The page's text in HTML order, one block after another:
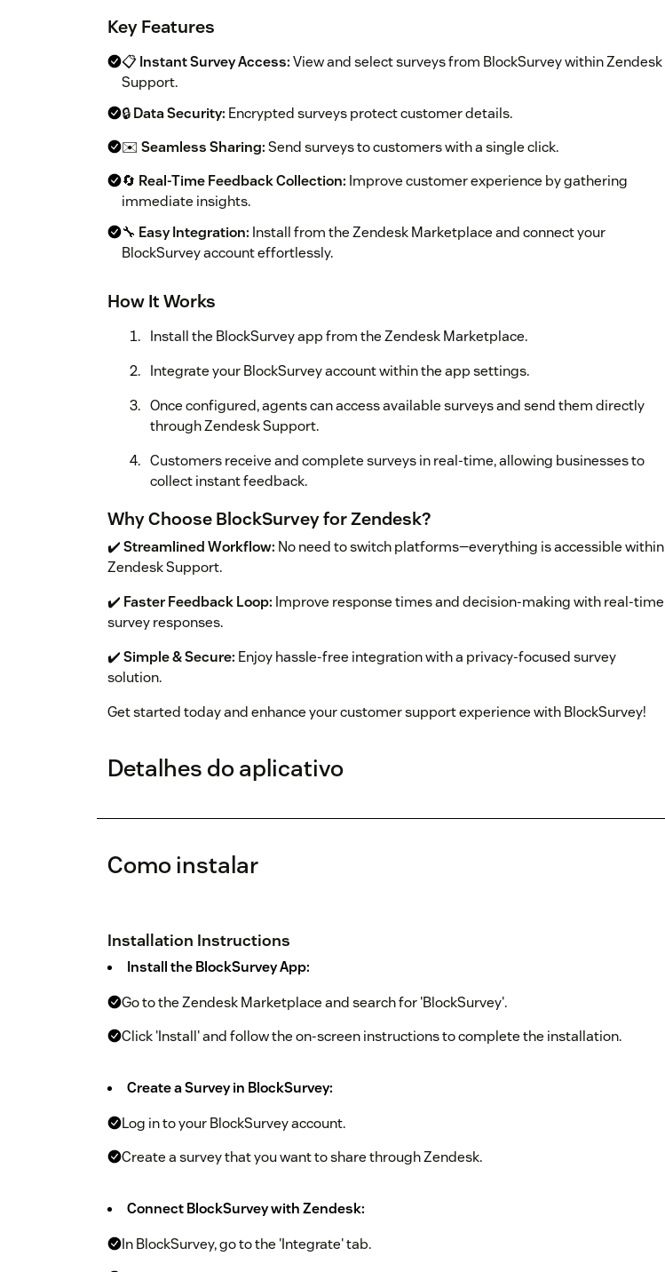
Key Features
📋Instant Survey Access:View and select surveys from BlockSurvey within Zendesk
Support.
🔒Data Security: Encrypted surveys protect customer details.
✉️ Seamless Sharing:Send surveys to customers with a single click.
🔄 Real-Time Feedback Collection: Improve customer experience by gathering
immediate insights.
🔧 Easy Integration: Install from the Zendesk Marketplace and connect your
BlockSurvey account effortlessly.
How It Works
Install the BlockSurvey app from the Zendesk Marketplace.
Integrate your BlockSurvey account within the app settings.
Once configured, agents can access available surveys and send them directly
through Zendesk Support.
Customers receive and complete surveys in real-time, allowing businesses to
collect instant feedback.
Why Choose BlockSurvey for Zendesk?
✔️Streamlined Workflow: No need to switch platforms—everything is accessible within
Zendesk Support.
✔️ Faster Feedback Loop: Improve response times and decision-making with real-time
survey responses.
✔️Simple & Secure: Enjoy hassle-free integration with a privacy-focused survey
solution.
Get started today and enhance your customer support experience with BlockSurvey!
Detalhes do aplicativo
Como instalar
Installation Instructions
Install the BlockSurvey App:
Go to the Zendesk Marketplace and search for 'BlockSurvey'.
Click 'Install' and follow the on-screen instructions to complete the installation.
Create a Survey in BlockSurvey:
Log in to your BlockSurvey account.
Create a survey that you want to share through Zendesk.
Connect BlockSurvey with Zendesk:
In BlockSurvey, go to the 'Integrate' tab.